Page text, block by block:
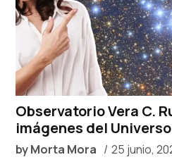
Observatorio Vera C.
imágenes del Universo
byMorta Mora 25 junio,